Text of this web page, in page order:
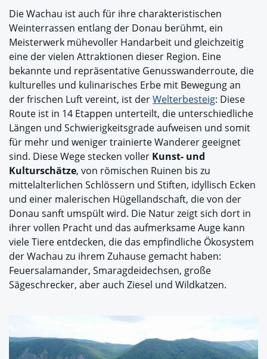
Die Wachau ist auch für ihre charakteristischen
Weinterrassen entlang der Donau berühmt, ein
Meisterwerk mühevoller Handarbeit und gleichzeitig
eine der vielen Attraktionen dieser Region. Eine
bekannte und repräsentative Genusswanderroute, die
kulturelles und kulinarisches Erbe mit Bewegung an
der frischen Luft vereint, ist derWelterbesteig: Diese
Route ist in 14 Etappen unterteilt, die unterschiedliche
Längen und Schwierigkeitsgrade aufweisen und somit
für mehr und weniger trainierte Wanderer geeignet
sind. Diese Wege stecken voller Kunst- und
Kulturschätze, von römischen Ruinen bis zu
mittelalterlichen Schlössern und Stiften, idyllisch Ecken
und einer malerischen Hügellandschaft, die von der
Donau sanft umspült wird. Die Natur zeigt sich dort in
ihrer vollen Pracht und das aufmerksame Auge kann
viele Tiere entdecken, die das empfindliche Ökosystem
der Wachau zu ihrem Zuhause gemacht haben:
Feuersalamander, Smaragdeidechsen, große
Sägeschrecker, aber auch Ziesel und Wildkatzen.